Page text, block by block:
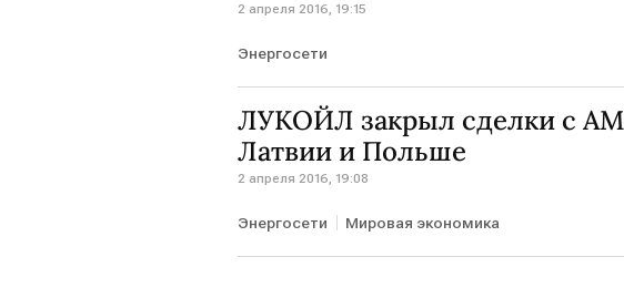
2 апреля 2016, 19:15
Энергосети
ЛУКОЙЛ закрыл сделки с
Латвии и Польше
2 апреля 2016, 19:08
Энергосети Мировая экономика